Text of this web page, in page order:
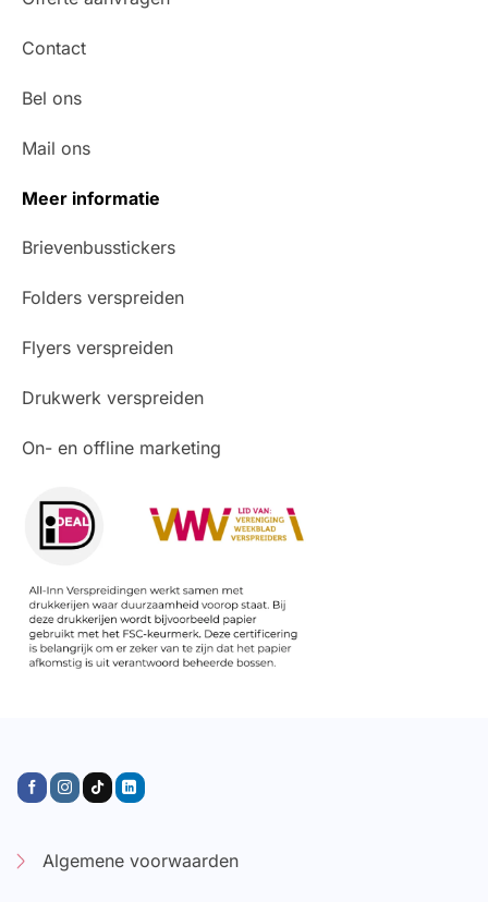
Contact
Bel ons
Mail ons
Meer informatie
Brievenbusstickers
Folders verspreiden
Flyers verspreiden
Drukwerk verspreiden
On- en offline marketing
Algemene voorwaarden